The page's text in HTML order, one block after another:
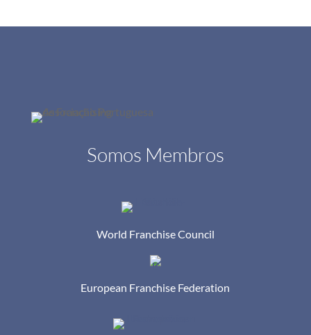
Somos Membros
World Franchise Council
European Franchise Federation